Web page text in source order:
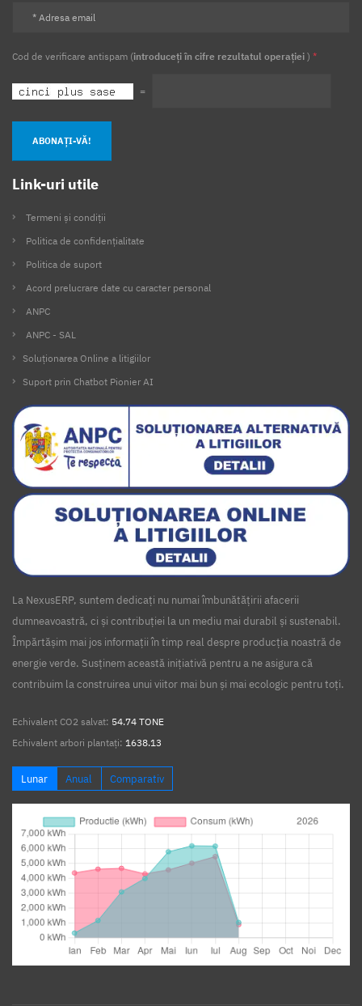
Cod de verificare antispam (introduceți în cifre rezultatul operației ) *
=
ABONAȚI-VĂ!
Link-uri utile
Termeni și condiții
Politica de confidențialitate
Politica de suport
Acord prelucrare date cu caracter personal
ANPC
ANPC - SAL
Soluționarea Online a litigiilor
Suport prin Chatbot Pionier AI
La NexusERP, suntem dedicați nu numai îmbunătățirii afacerii
dumneavoastră, ci și contribuției la un mediu mai durabil și sustenabil.
Împărtășim mai jos informații în timp real despre producția noastră de
energie verde. Susținem această inițiativă pentru a ne asigura că
contribuim la construirea unui viitor mai bun și mai ecologic pentru toți.
Echivalent CO2 salvat: 54.74 TONE
Echivalent arbori plantați: 1638.13
Lunar Anual Comparativ